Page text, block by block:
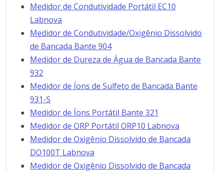
Medidor de Condutividade Portátil EC10
Labnova
Medidor de Condutividade/Oxigênio Dissolvido
de Bancada Bante 904
Medidor de Dureza de Água de Bancada Bante
932
Medidor de Íons de Sulfeto de Bancada Bante
931-S
Medidor de Íons Portátil Bante 321
Medidor de ORP Portátil ORP10 Labnova
Medidor de Oxigênio Dissolvido de Bancada
DO100T Labnova
Medidor de Oxigênio Dissolvido de Bancada